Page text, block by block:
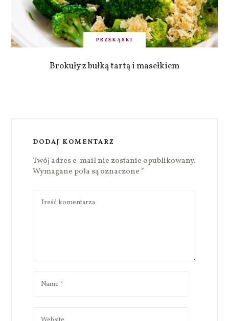
PRZEKĄSKI
Brokuły z bułką tartą i masełkiem
DODAJ KOMENTARZ
Twój adres e-mail nie zostanie opublikowany.
Wymagane pola są oznaczone *